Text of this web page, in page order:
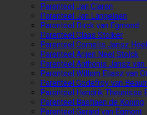
Parenteel Jan Claren
Parenteel Jan Langelaen
Parenteel Dirck van Egmond
Parenteel Claas Stolker
Parenteel Cornelis Jansz
Parenteel Arijen Neel Stolck
Parenteel Anthonis Jansz van
Parenteel Willem Eliasz van
Parenteel Godefroy van
Parenteel Hendrik Theunisse
Parenteel Bastiaen de Koning
Parenteel Gerard van Egmont